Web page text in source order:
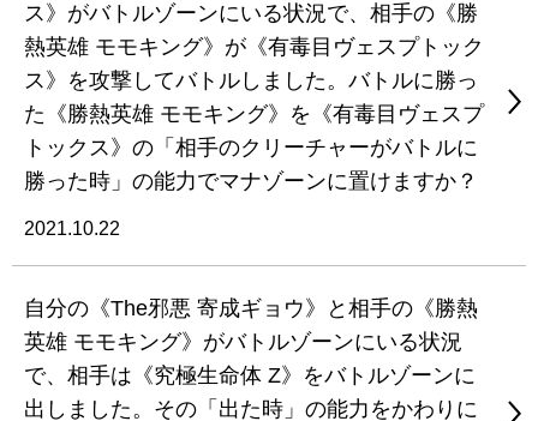
ス》がバトルゾーンにいる状況で、相手の《勝
熱英雄 モモキング》が《有毒目ヴェスプトック
ス》を攻撃してバトルしました。バトルに勝っ
た《勝熱英雄 モモキング》を《有毒目ヴェスプ
トックス》の「相手のクリーチャーがバトルに
勝った時」の能力でマナゾーンに置けますか？
2021.10.22
自分の《The邪悪 寄成ギョウ》と相手の《勝熱
英雄 モモキング》がバトルゾーンにいる状況
で、相手は《究極生命体 Z》をバトルゾーンに
出しました。その「出た時」の能力をかわりに